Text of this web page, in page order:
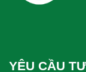
YÊU CẦU